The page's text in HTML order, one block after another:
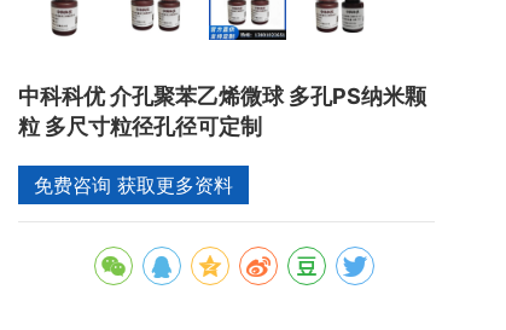
中科科优 介孔聚苯乙烯微球 多孔PS纳米颗
粒 多尺寸粒径孔径可定制
免费咨询 获取更多资料